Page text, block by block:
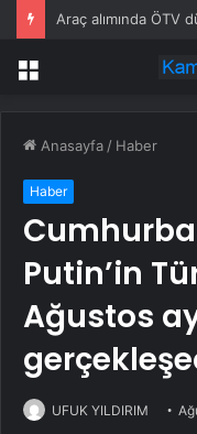
Menü
Anasayfa / Haber
Haber
Putin’in
Ağustos
UFUK YILDIRIM